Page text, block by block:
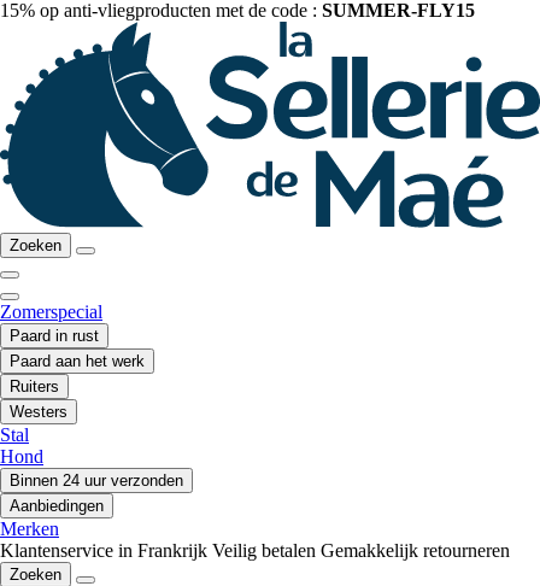
15% op anti-vliegproducten met de code : SUMMER-FLY15
Zoeken
Zomerspecial
Paard in rust
Paard aan het werk
Ruiters
Westers
Stal
Hond
Binnen 24 uur verzonden
Aanbiedingen
Merken
Klantenservice in Frankrijk Veilig betalen Gemakkelijk retourneren
Zoeken